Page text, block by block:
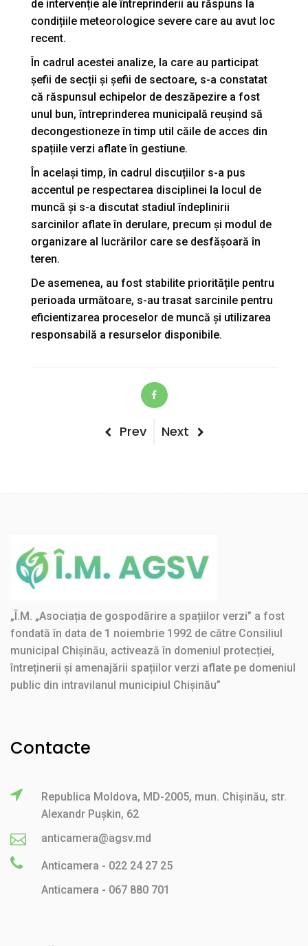
de intervenție ale întreprinderii au răspuns la
condițiile meteorologice severe care au avut loc
recent.
În cadrul acestei analize, la care au participat
șefii de secții și șefii de sectoare, s-a constatat
că răspunsul echipelor de deszăpezire a fost
unul bun, întreprinderea municipală reușind să
decongestioneze în timp util căile de acces din
spațiile verzi aflate în gestiune.
În același timp, în cadrul discuțiilor s-a pus
accentul pe respectarea disciplinei la locul de
muncă și s-a discutat stadiul îndeplinirii
sarcinilor aflate în derulare, precum și modul de
organizare al lucrărilor care se desfășoară în
teren.
De asemenea, au fost stabilite prioritățile pentru
perioada următoare, s-au trasat sarcinile pentru
eficientizarea proceselor de muncă și utilizarea
responsabilă a resurselor disponibile.
Previous
Prev
Next
Next
„Î.M. „Asociația de gospodărire a spațiilor verzi” a fost
fondată în data de 1 noiembrie 1992 de către Consiliul
municipal Chișinău, activează în domeniul protecției,
întreținerii și amenajării spațiilor verzi aflate pe domeniul
public din intravilanul municipiul Chișinău”
Contacte
Republica Moldova, MD-2005, mun. Chișinău, str.
Alexandr Pușkin, 62
anticamera@agsv.md
Anticamera - 022 24 27 25
Anticamera - 067 880 701